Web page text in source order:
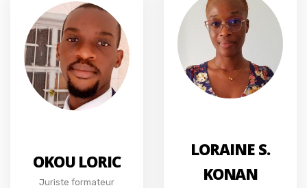
OKOU LORIC
Juriste formateur
LORAINE S.
KONAN